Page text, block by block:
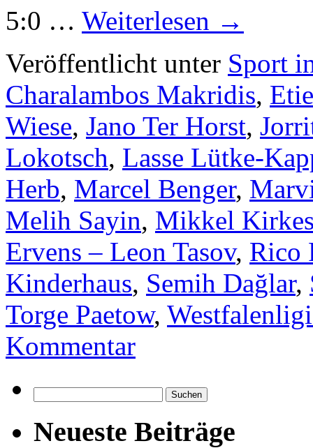
5:0 … Weiterlesen →
Veröffentlicht unter Sport
Charalambos Makridis,
Wiese, Jano Ter Horst,
Lokotsch, Lasse Lütke-
Herb, Marcel Benger,
Melih Sayin, Mikkel
Ervens – Leon Tasov, Rico
Kinderhaus, Semih Dağlar,
Torge Paetow,
Kommentar
nach:
Neueste Beiträge